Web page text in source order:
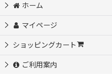
ホーム
マイページ
ショッピングカート
ご利用案内